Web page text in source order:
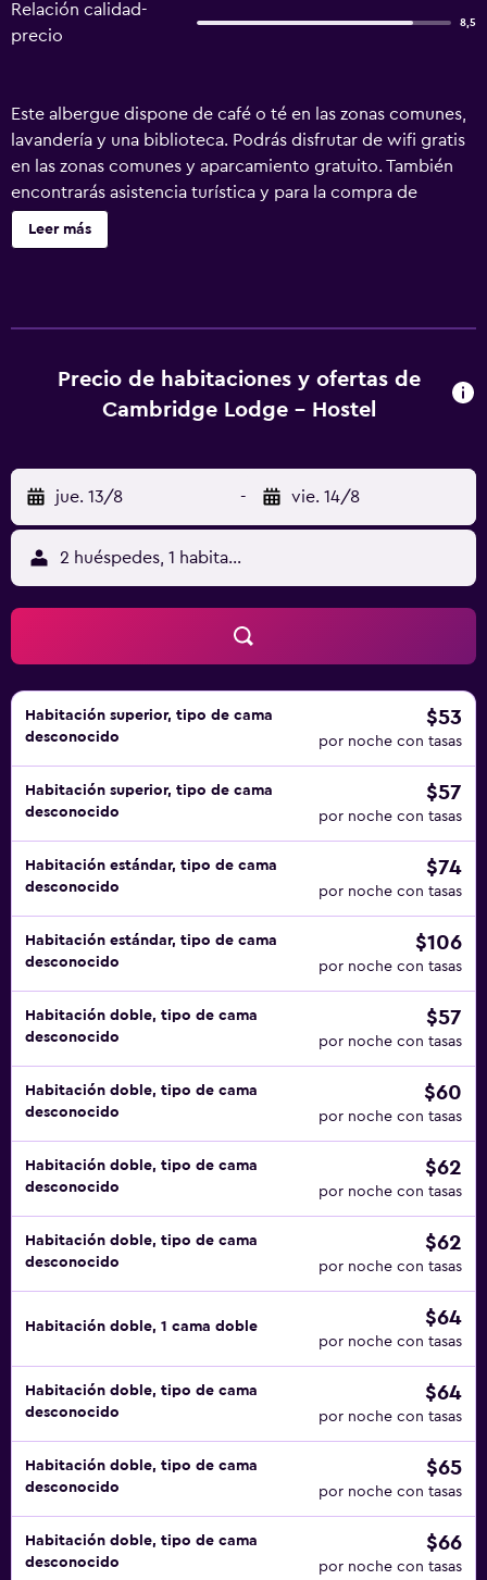
Relación calidad-
precio
8,5
Este albergue dispone de café o té en las zonas comunes,
lavandería y una biblioteca. Podrás disfrutar de wifi gratis
en las zonas comunes y aparcamiento gratuito. También
encontrarás asistencia turística y para la compra de
entradas, un jardín y un área para parrillas. El cuarto de
baño es compartido y no se ofrece servicio de limpieza.
la web gracias a nuestro acceso a Internet wifi gratis. Se
pueden practicar las actividades de ocio y esparcimiento
Leer más
Precio de habitaciones y ofertas de
Cambridge Lodge - Hostel
jue. 13/8 - vie. 14/8
2 huéspedes, 1 habitación
Habitación superior, tipo de cama
desconocido
$53
por noche con tasas
Habitación superior, tipo de cama
desconocido
$57
por noche con tasas
Habitación estándar, tipo de cama
desconocido
$74
por noche con tasas
Habitación estándar, tipo de cama
desconocido
$106
por noche con tasas
Habitación doble, tipo de cama
desconocido
$57
por noche con tasas
Habitación doble, tipo de cama
desconocido
$60
por noche con tasas
Habitación doble, tipo de cama
desconocido
$62
por noche con tasas
Habitación doble, tipo de cama
desconocido
$62
por noche con tasas
Habitación doble, 1 cama doble $64
por noche con tasas
Habitación doble, tipo de cama
desconocido
$64
por noche con tasas
Habitación doble, tipo de cama
desconocido
$65
por noche con tasas
Habitación doble, tipo de cama
desconocido
$66
por noche con tasas